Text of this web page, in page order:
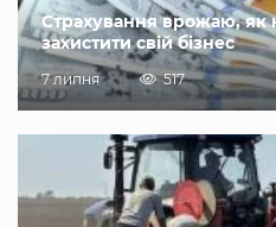
Страхування врожаю, як
захистити свій бізнес
7 липня 517